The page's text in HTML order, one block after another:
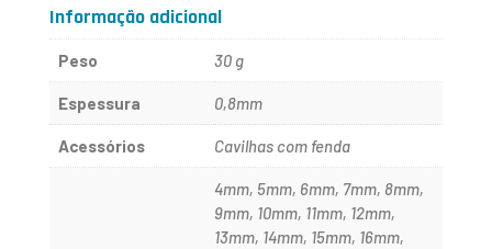
Informação adicional
Peso 30 g
Espessura 0,8mm
Acessórios Cavilhas com fenda
4mm, 5mm, 6mm, 7mm, 8mm,
9mm, 10mm, 11mm, 12mm,
13mm, 14mm, 15mm, 16mm,